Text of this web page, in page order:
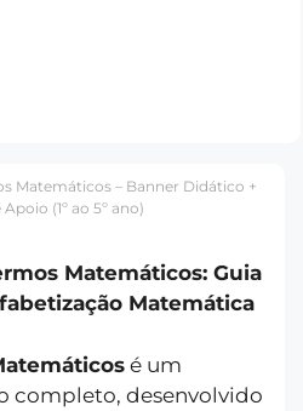
Matemáticos – Banner Didático +
(1º ao 5º ano)
Matemáticos: Guia
Matemática
é um
completo, desenvolvido